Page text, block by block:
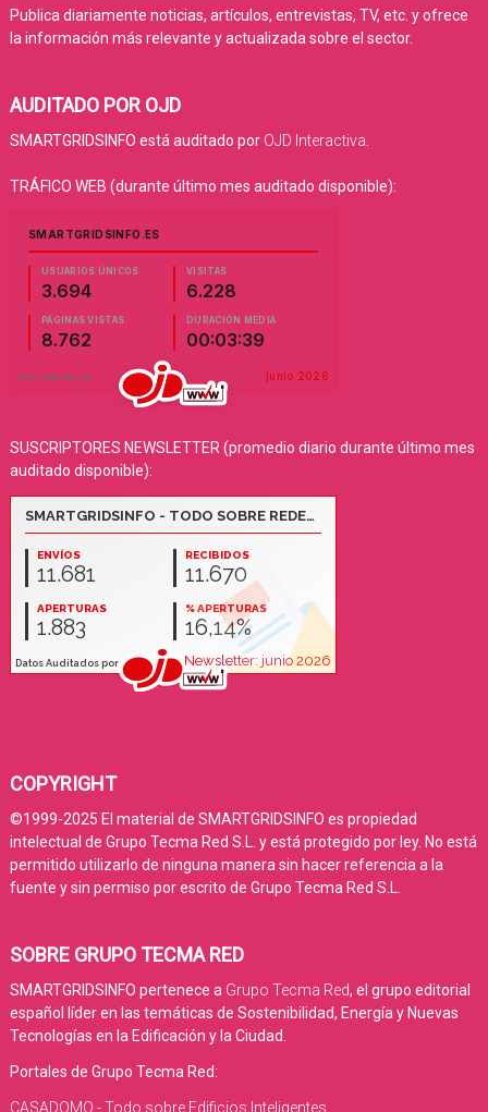
Publica diariamente noticias, artículos, entrevistas, TV, etc. y ofrece
la información más relevante y actualizada sobre el sector.
AUDITADO POR OJD
SMARTGRIDSINFO está auditado por OJD Interactiva
TRÁFICO WEB (durante último mes auditado disponible):
SUSCRIPTORES NEWSLETTER (promedio diario durante último mes
auditado disponible):
COPYRIGHT
©1999-2025 El material de SMARTGRIDSINFO es propiedad
intelectual de Grupo Tecma Red S.L. y está protegido por ley. No está
permitido utilizarlo de ninguna manera sin hacer referencia a la
fuente y sin permiso por escrito de Grupo Tecma Red S.L.
SOBRE GRUPO TECMA RED
SMARTGRIDSINFO pertenece a Grupo Tecma Red, el grupo editorial
español líder en las temáticas de Sostenibilidad, Energía y Nuevas
Tecnologías en la Edificación y la Ciudad.
Portales de Grupo Tecma Red:
CASADOMO - Todo sobre Edificios Inteligentes